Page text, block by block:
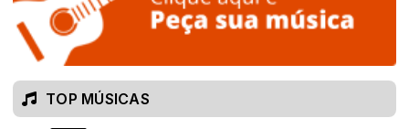
TOP MÚSICAS